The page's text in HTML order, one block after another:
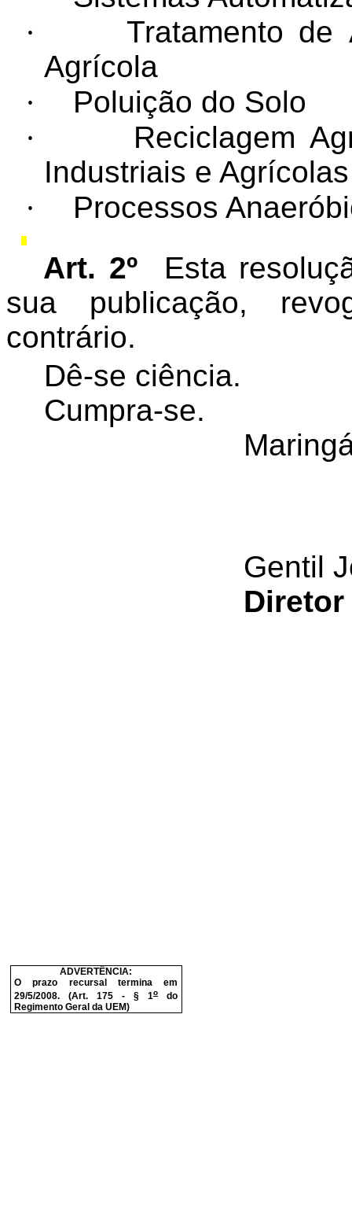
·
Tratamento de
Agrícola
·
Poluição do Solo
·
Reciclagem
Industriais e Agrícolas
·
Processos
Art. 2º Esta
sua publicação,
contrário.
Dê-se ciência.
Cumpra-se.
Gentil
Diretor
ADVERTÊNCIA:
O prazo recursal termina em
29/5/2008. (Art. 175 - § 1o
do
Regimento Geral da UEM)